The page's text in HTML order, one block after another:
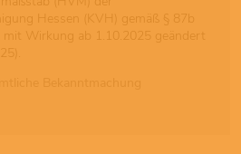
Hessen (KVH) gemäß § 87b
mit Wirkung ab 1.10.2025 geändert